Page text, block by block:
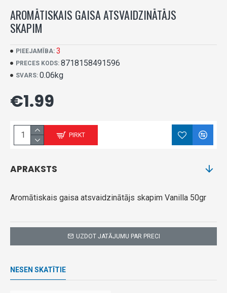
AROMĀTISKAIS GAISA ATSVAIDZINĀTĀJS
SKAPIM
PIEEJAMĪBA: 3
PRECES KODS: 8718158491596
SVARS: 0.06kg
€1.99
PIRKT
UZDOT JATĀJUMU PAR PRECI
APRAKSTS
Aromātiskais gaisa atsvaidzinātājs skapim Vanilla 50gr
NESEN SKATĪTIE